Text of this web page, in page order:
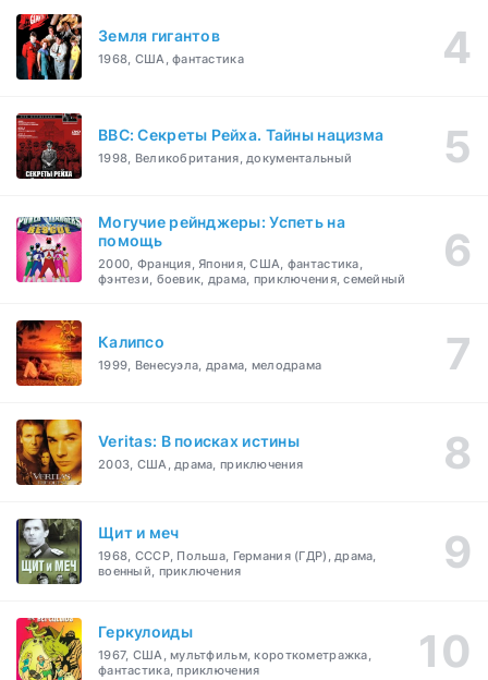
Земля гигантов
1968, США, фантастика
BBC: Секреты Рейха. Тайны нацизма
1998, Великобритания, документальный
Могучие рейнджеры: Успеть на
помощь
2000, Франция, Япония, США, фантастика,
фэнтези, боевик, драма, приключения, семейный
Калипсо
1999, Венесуэла, драма, мелодрама
Veritas: В поисках истины
2003, США, драма, приключения
Щит и меч
1968, СССР, Польша, Германия (ГДР), драма,
военный, приключения
Геркулоиды
1967, США, мультфильм, короткометражка,
фантастика, приключения